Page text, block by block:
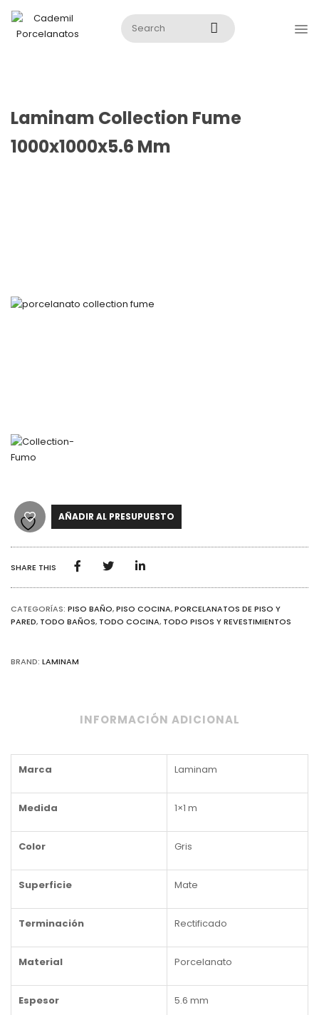
Laminam Collection Fume
1000x1000x5.6 Mm
AÑADIR AL PRESUPUESTO
SHARE THIS
CATEGORÍAS: PISO BAÑO,PISO COCINA,PORCELANATOS DE PISO Y
PARED, TODO BAÑOS, TODO COCINA, TODO PISOS Y REVESTIMIENTOS
BRAND: LAMINAM
INFORMACIÓN ADICIONAL
Marca Laminam
Medida 1×1 m
Color Gris
Superficie Mate
Terminación Rectificado
Material Porcelanato
Espesor 5.6 mm